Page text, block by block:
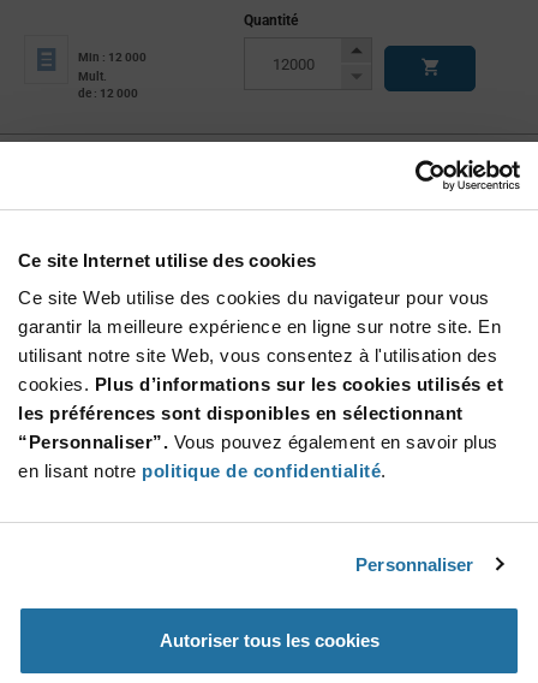
Ce site Internet utilise des cookies
Ce site Web utilise des cookies du navigateur pour vous
garantir la meilleure expérience en ligne sur notre site. En
utilisant notre site Web, vous consentez à l'utilisation des
cookies. Plus d’informations sur les cookies utilisés et
les préférences sont disponibles en sélectionnant
“Personnaliser”. Vous pouvez également en savoir plus
en lisant notre politique de confidentialité.
Personnaliser
Autoriser tous les cookies
Min : 12 000
Mult.
de : 12 000
Quantité
Increase
Decrease
STW8C2PB-G700C1ZP0008G7503SG7A
À partir de : $0.0912 (USD)
Seoul Semi 3030G 3V G7 80 CRI 5000K 3 SDCM
Min : 12 000
Mult.
de : 12 000
Quantité
Increase
Button
Decrease
STW0L8PA-G500C10N0007G5505S000
STW0L8PA-G5 5000K 70 CRI 5-Step
Mult. de : 2 000
Increase
Button
Decrease